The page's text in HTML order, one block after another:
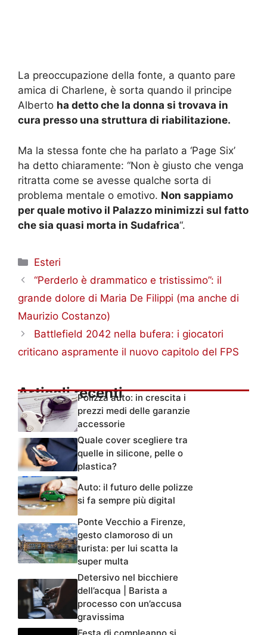
La preoccupazione della fonte, a quanto pare
amica di Charlene, è sorta quando il principe
Alberto ha detto che la donna si trovava in
cura presso una struttura di riabilitazione.
Ma la stessa fonte che ha parlato a ‘Page Six’
ha detto chiaramente: “Non è giusto che venga
ritratta come se avesse qualche sorta di
problema mentale o emotivo. Non sappiamo
per quale motivo il Palazzo minimizzi sul fatto
che sia quasi morta in Sudafrica“.
Categorie
Esteri
“Perderlo è drammatico e tristissimo”: il
grande dolore di Maria De Filippi (ma anche di
Maurizio Costanzo)
Battlefield 2042 nella bufera: i giocatori
criticano aspramente il nuovo capitolo del FPS
Articoli recentiPolizza auto: in crescita i
prezzi medi delle garanzie
accessorie
Quale cover scegliere tra
quelle in silicone, pelle o
plastica?
Auto: il futuro delle polizze
si fa sempre più digital
Ponte Vecchio a Firenze,
gesto clamoroso di un
turista: per lui scatta la
super multa
Detersivo nel bicchiere
dell’acqua | Barista a
processo con un’accusa
gravissima